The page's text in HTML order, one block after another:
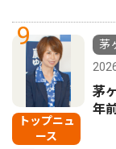
9
トップニュ
ース
茅
茅
年